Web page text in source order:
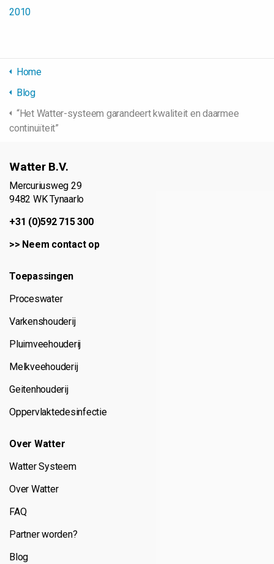
2010
Home
Blog
“Het Watter-systeem garandeert kwaliteit en daarmee
continuïteit”
Watter B.V.
Mercuriusweg 29
9482 WK Tynaarlo
+31 (0)592 715 300
>> Neem contact op
Toepassingen
Proceswater
Varkenshouderij
Pluimveehouderij
Melkveehouderij
Geitenhouderij
Oppervlaktedesinfectie
Over Watter
Watter Systeem
Over Watter
FAQ
Partner worden?
Blog